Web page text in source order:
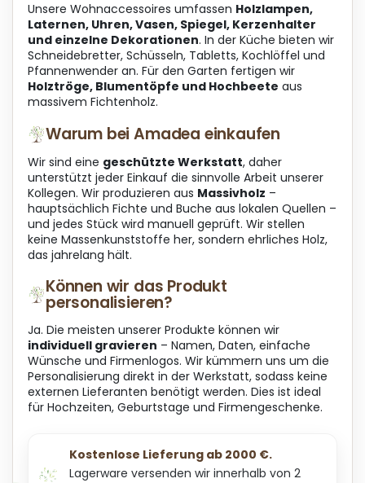
e
r
L
i
s
t
Unsere Wohnaccessoires umfassen Holzlampen,
Laternen, Uhren, Vasen, Spiegel, Kerzenhalter
und einzelne Dekorationen. In der Küche bieten wir
Schneidebretter, Schüsseln, Tabletts, Kochlöffel und
Pfannenwender an. Für den Garten fertigen wir
Holztröge, Blumentöpfe und Hochbeete aus
massivem Fichtenholz.
Warum bei Amadea einkaufen
Wir sind eine geschützte Werkstatt, daher
unterstützt jeder Einkauf die sinnvolle Arbeit unserer
Kollegen. Wir produzieren aus Massivholz –
hauptsächlich Fichte und Buche aus lokalen Quellen –
und jedes Stück wird manuell geprüft. Wir stellen
keine Massenkunststoffe her, sondern ehrliches Holz,
das jahrelang hält.
Können wir das Produkt
personalisieren?
Ja. Die meisten unserer Produkte können wir
individuell gravieren – Namen, Daten, einfache
Wünsche und Firmenlogos. Wir kümmern uns um die
Personalisierung direkt in der Werkstatt, sodass keine
externen Lieferanten benötigt werden. Dies ist ideal
für Hochzeiten, Geburtstage und Firmengeschenke.
Kostenlose Lieferung ab 2000 €.
Lagerware versenden wir innerhalb von 2